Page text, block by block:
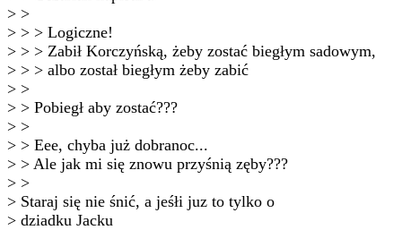
> >
> > > Logiczne!
> > > Zabił Korczyńską, żeby zostać biegłym sadowym,
> > > albo został biegłym żeby zabić
> >
> > Pobiegł aby zostać???
> >
> > Eee, chyba już dobranoc...
> > Ale jak mi się znowu przyśnią zęby???
> >
> Staraj się nie śnić, a jeśłi juz to tylko o
> dziadku Jacku